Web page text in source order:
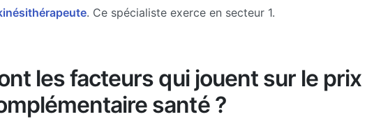
. Ce spécialiste exerce en secteur 1.
les facteurs qui jouent sur le prix
santé ?